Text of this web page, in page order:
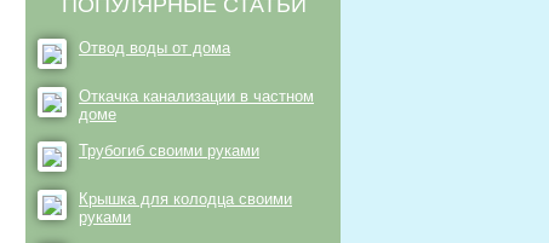
ПОПУЛЯРНЫЕ СТАТЬИ
Отвод воды от дома
Откачка канализации в частном
доме
Трубогиб своими руками
Крышка для колодца своими
руками